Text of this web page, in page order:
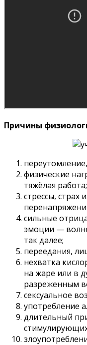
Причины
физические
тяжёлая работа;
стрессы, страх
сильные
эмоции —
так далее;
переедания,
нехватка
на жаре или в
разреженным
сексуальное
употребление
длительный